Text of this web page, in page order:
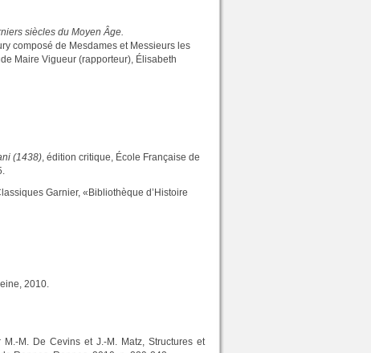
siècles du Moyen Âge.
composé de Mesdames et Messieurs les
Maire Vigueur (rapporteur), Élisabeth
(1438), édition critique, École Française de
Garnier, «Bibliothèque d’Histoire
2010.
M. De Cevins et J.-M. Matz, Structures et